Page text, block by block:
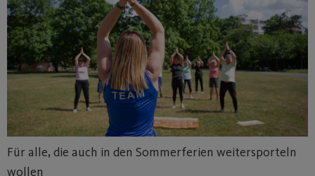
Für alle, die auch in den Sommerferien weitersporteln
wollen